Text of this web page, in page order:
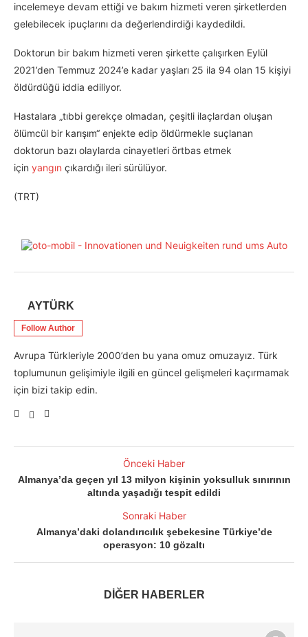
incelemeye devam ettiği ve bakım hizmeti veren şirketlerden
gelebilecek ipuçlarını da değerlendirdiği kaydedildi.
Doktorun bir bakım hizmeti veren şirkette çalışırken Eylül
2021’den Temmuz 2024’e kadar yaşları 25 ila 94 olan 15 kişiyi
öldürdüğü iddia ediliyor.
Hastalara „tıbbi gerekçe olmadan, çeşitli ilaçlardan oluşan
ölümcül bir karışım“ enjekte edip öldürmekle suçlanan
doktorun bazı olaylarda cinayetleri örtbas etmek
için yangın çıkardığı ileri sürülüyor.
(TRT)
AYTÜRK
Follow Author
Avrupa Türkleriyle 2000’den bu yana omuz omuzayız. Türk
toplumunun gelişimiyle ilgili en güncel gelişmeleri kaçırmamak
için bizi takip edin.
Önceki Haber
Almanya’da geçen yıl 13 milyon kişinin yoksulluk sınırının
altında yaşadığı tespit edildi
Sonraki Haber
Almanya’daki dolandırıcılık şebekesine Türkiye’de
operasyon: 10 gözaltı
DİĞER HABERLER